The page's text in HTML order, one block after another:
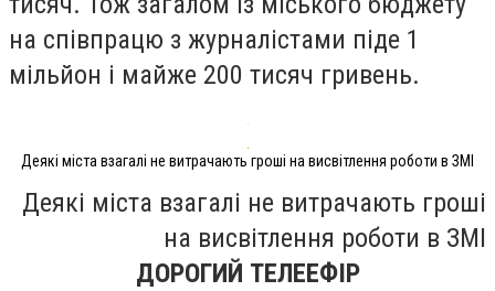
на співпрацю з журналістами піде 1
мільйон і майже 200 тисяч гривень.
Деякі міста взагалі не витрачають гроші на висвітлення роботи в ЗМІ
Деякі міста взагалі не витрачають гроші
на висвітлення роботи в ЗМІ
ДОРОГИЙ ТЕЛЕЕФІР